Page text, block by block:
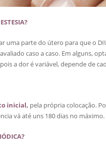
uma parte do útero para que o
caso a caso. Em alguns,
a dor é variável, depende de
inicial, pela própria colocação.
vá até uns 180 dias no máximo.